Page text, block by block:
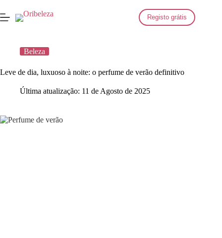
para
o
Registo grátis
Beleza
Leve de dia, luxuoso à noite: o perfume de verão definitivo
Última atualização: 11 de Agosto de 2025